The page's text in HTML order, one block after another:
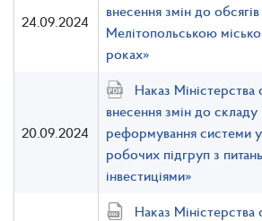
24.09.2024
внесення змін до
Мелітопольською
роках»
20.09.2024
Наказ
внесення змін до
реформування системи
робочих підгруп з
інвестиціями»
Наказ